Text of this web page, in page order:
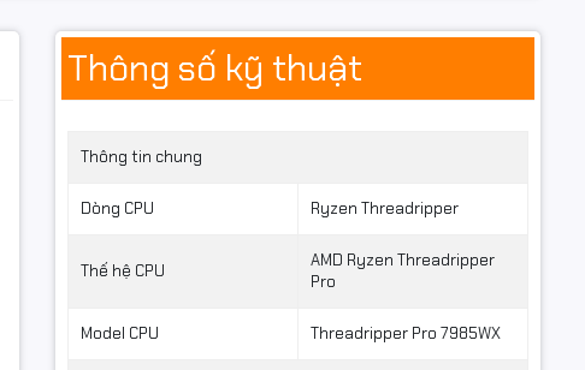
Thông số kỹ thuật
Thông tin chung
Dòng CPU Ryzen Threadripper
Thế hệ CPU
AMD Ryzen Threadripper
Pro
Model CPU Threadripper Pro 7985WX